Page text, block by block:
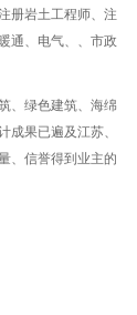
册岩土工程师、注
通、电气、、市政
、绿色建筑、海绵
成果已遍及江苏、
、信誉得到业主的